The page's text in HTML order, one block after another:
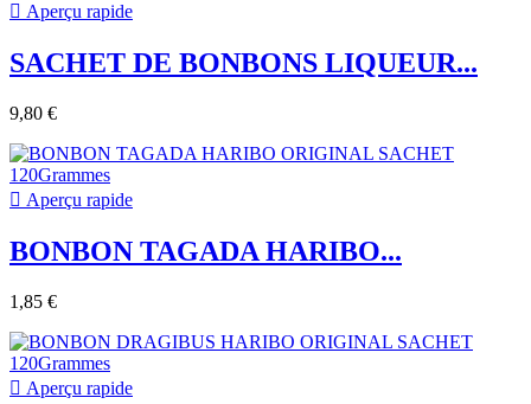
 Aperçu rapide
SACHET DE BONBONS LIQUEUR...
9,80 €
 Aperçu rapide
BONBON TAGADA HARIBO...
1,85 €
 Aperçu rapide